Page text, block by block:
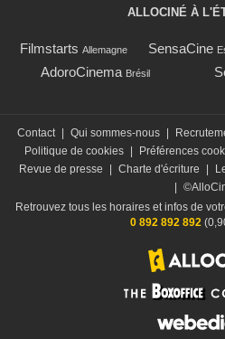
ALLOCINÉ À
Filmstarts Allemagne SensaCine
AdoroCinema Brésil
Contact Qui sommes-nous
Politique de cookies
Préférences
Revue de presse
Charte d'écriture
Retrouvez tous les horaires et infos de
0 892 892 892